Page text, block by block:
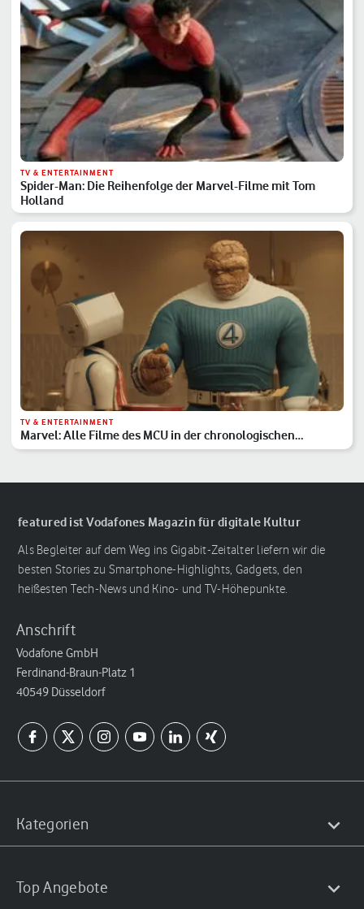
TV & ENTERTAINMENT
Spider-Man: Die Reihenfolge der Marvel-Filme mit Tom
Holland
TV & ENTERTAINMENT
Marvel: Alle Filme des MCU in der chronologischen
Reihenfolge
featured ist Vodafones Magazin für digitale Kultur
Als Begleiter auf dem Weg ins Gigabit-Zeitalter liefern wir die
besten Stories zu Smartphone-Highlights, Gadgets, den
heißesten Tech-News und Kino- und TV-Höhepunkte.
Anschrift
Vodafone GmbH
Ferdinand-Braun-Platz 1
40549 Düsseldorf
Kategorien
Top Angebote